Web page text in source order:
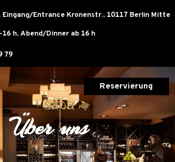
Entrance Kronenstr., 10117 Berlin Mitte
h, Abend/Dinner ab 16 h
79
Reservierung
Über uns